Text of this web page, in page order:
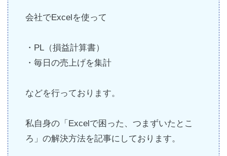
会社でExcelを使って
・PL（損益計算書）
・毎日の売上げを集計
などを行っております。
私自身の「Excelで困った、つまずいたとこ
ろ」の解決方法を記事にしております。